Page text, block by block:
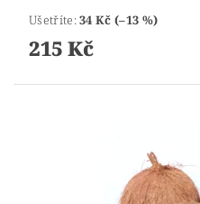
Ušetříte:34 Kč (–13 %)
215 Kč